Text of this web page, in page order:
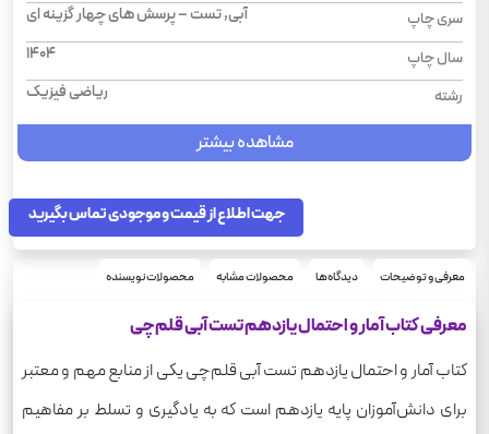
سری چاپ
آبی, تست – پرسش های چهار گزینه ای
سال چاپ
1404
رشته
ریاضی فیزیک
مشاهده بیشتر
جهت اطلاع از قیمت و موجودی تماس بگیرید
معرفی و توضیحات دیدگاه‌ها محصولات مشابه محصولات نویسنده
معرفی کتاب آمار و احتمال یازدهم تست آبی قلم‌چی
کتاب آمار و احتمال یازدهم تست آبی قلم‌چی یکی از منابع مهم و معتبر
برای دانش‌آموزان پایه یازدهم است که به یادگیری و تسلط بر مفاهیم